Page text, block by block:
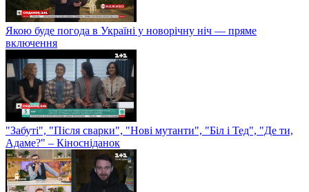
Якою буде погода в Україні у новорічну ніч — пряме
включення
"Забуті", "Після сварки", "Нові мутанти", "Біл і Тед", "Де ти,
Адаме?" – Кіносніданок